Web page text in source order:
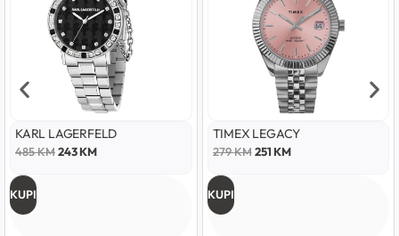
KARL LAGERFELD
485KM243KM
KUPI
TIMEX LEGACY
279KM 251KM
KUPI